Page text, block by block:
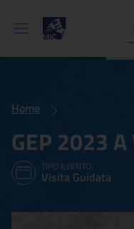
Home
GEP 2023 A
TIPO EVENTO:
Visita Guidata